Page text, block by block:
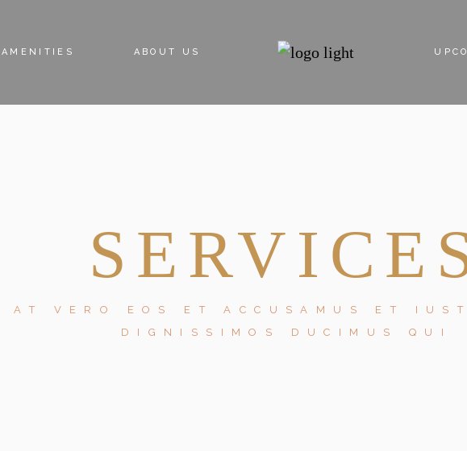
AMENITIES ABOUT US
AT VERO EOS ET ACCUSAMUS ET
DIGNISSIMOS DUCIMUS QUI